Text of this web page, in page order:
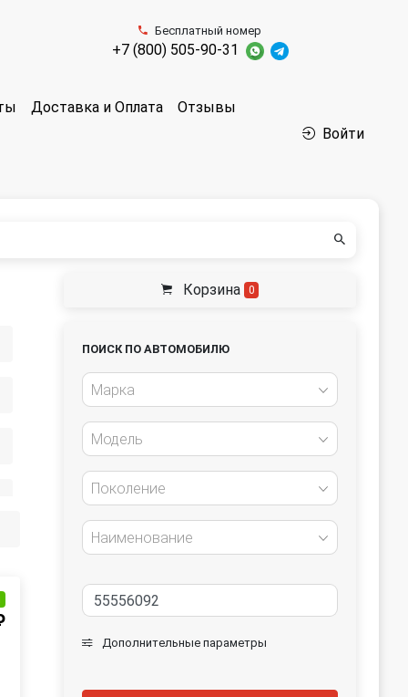
Бесплатный номер
+7 (800) 505-90-31
Доставка и Оплата Отзывы
Войти
Корзина 0
ПОИСК ПО АВТОМОБИЛЮ
Марка
Модель
Поколение
Наименование
Дополнительные параметры